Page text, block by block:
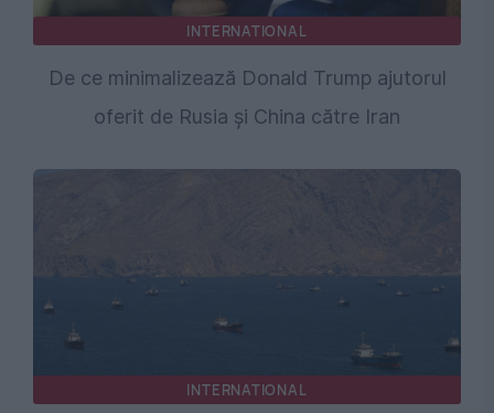
INTERNATIONAL
De ce minimalizează Donald Trump ajutorul
oferit de Rusia și China către Iran
INTERNATIONAL